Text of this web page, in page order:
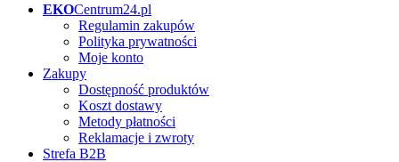
EKOCentrum24.pl
Regulamin zakupów
Polityka prywatności
Moje konto
Zakupy
Dostępność produktów
Koszt dostawy
Metody płatności
Reklamacje i zwroty
Strefa B2B